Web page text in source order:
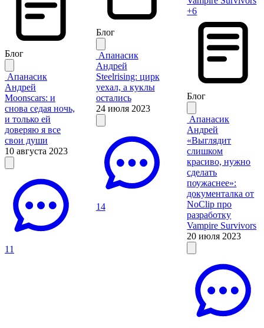
Блог
Апанасик
Андрей
Moonscars: и
снова седая ночь,
и только ей
доверяю я все
свои души
10 августа 2023
11
Блог
Апанасик
Андрей
Steelrising: цирк
уехал, а куклы
остались
24 июля 2023
14
+6
Блог
Апанасик
Андрей
«Выглядит
слишком
красиво, нужно
сделать
поужаснее»:
документалка от
NoClip про
разработку
Vampire Survivors
20 июля 2023